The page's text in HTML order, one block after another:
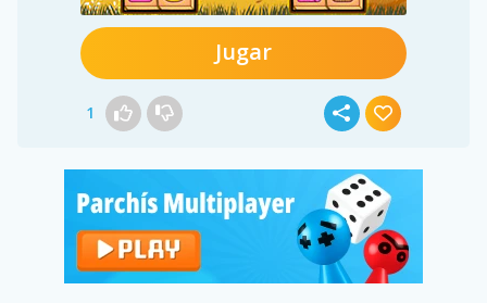
Jugar
1